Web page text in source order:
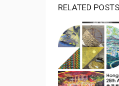
RELATED POSTS